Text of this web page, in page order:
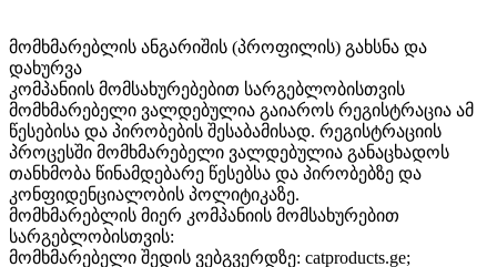
მომხმარებლის ანგარიშის (პროფილის) გახსნა და
დახურვა
კომპანიის მომსახურებებით სარგებლობისთვის
მომხმარებელი ვალდებულია გაიაროს რეგისტრაცია ამ
წესებისა და პირობების შესაბამისად. რეგისტრაციის
პროცესში მომხმარებელი ვალდებულია განაცხადოს
თანხმობა წინამდებარე წესებსა და პირობებზე და
კონფიდენციალობის პოლიტიკაზე.
მომხმარებლის მიერ კომპანიის მომსახურებით
სარგებლობისთვის:
მომხმარებელი შედის ვებგვერდზე: catproducts.ge;